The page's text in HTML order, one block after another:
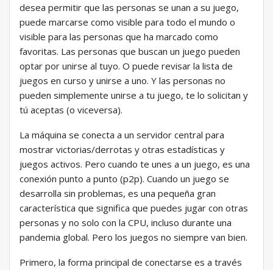
desea permitir que las personas se unan a su juego,
puede marcarse como visible para todo el mundo o
visible para las personas que ha marcado como
favoritas. Las personas que buscan un juego pueden
optar por unirse al tuyo. O puede revisar la lista de
juegos en curso y unirse a uno. Y las personas no
pueden simplemente unirse a tu juego, te lo solicitan y
tú aceptas (o viceversa).
La máquina se conecta a un servidor central para
mostrar victorias/derrotas y otras estadísticas y
juegos activos. Pero cuando te unes a un juego, es una
conexión punto a punto (p2p). Cuando un juego se
desarrolla sin problemas, es una pequeña gran
característica que significa que puedes jugar con otras
personas y no solo con la CPU, incluso durante una
pandemia global. Pero los juegos no siempre van bien.
Primero, la forma principal de conectarse es a través